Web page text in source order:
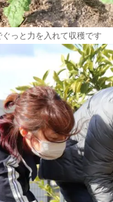
っと力を入れて収穫です